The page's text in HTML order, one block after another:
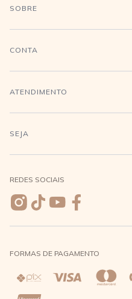
SOBRE
História
Conecte-se
CONTA
Login
Meus pedidos
Wishlist
ATENDIMENTO
Compra Segura
Entrega e Frete
Trocas e Devoluções
Direito de Arrependimento
Política de Privacidade
SEJA
REDES SOCIAIS
FORMAS DE PAGAMENTO